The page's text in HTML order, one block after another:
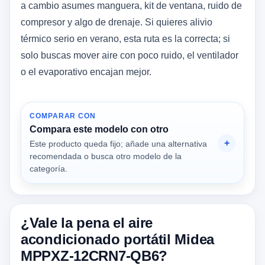
a cambio asumes manguera, kit de ventana, ruido de
compresor y algo de drenaje. Si quieres alivio
térmico serio en verano, esta ruta es la correcta; si
solo buscas mover aire con poco ruido, el ventilador
o el evaporativo encajan mejor.
COMPARAR CON
Compara este modelo con otro
Este producto queda fijo; añade una alternativa
recomendada o busca otro modelo de la
categoría.
¿Vale la pena el aire
acondicionado portátil Midea
MPPXZ-12CRN7-QB6?